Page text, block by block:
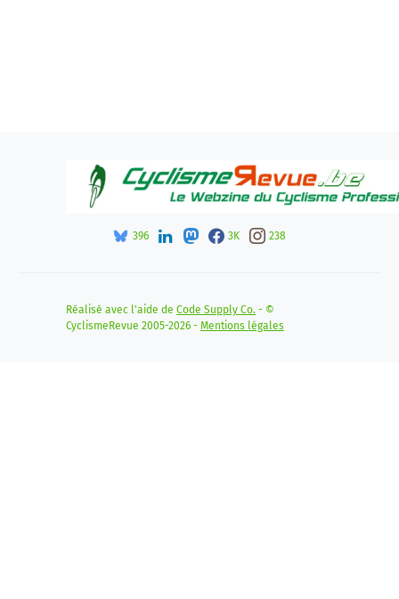
396 3K 238
Réalisé avec l'aide de Code Supply Co. - ©
CyclismeRevue 2005-2026 - Mentions légales